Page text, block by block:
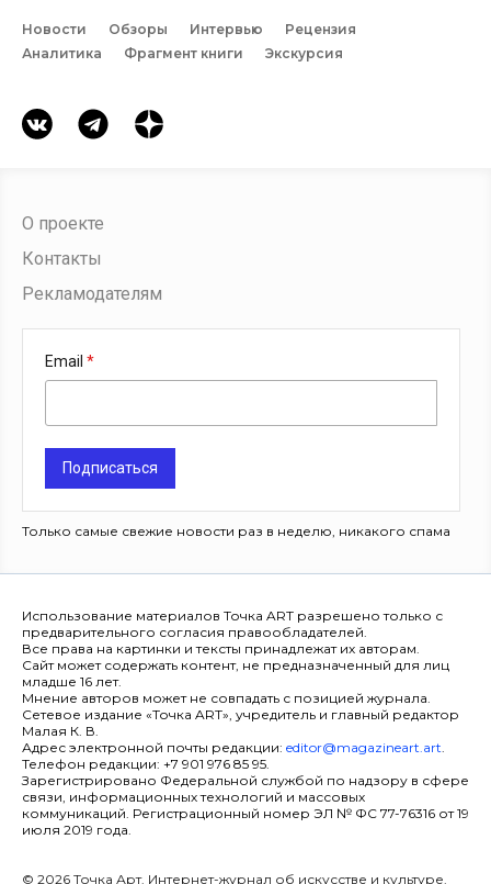
Новости Обзоры Интервью
Рецензия
Аналитика
Фрагмент книги Экскурсия
О проекте
Контакты
Рекламодателям
Email
Подписаться
Только самые свежие новости раз в неделю, никакого спама
Использование материалов Точка ART разрешено только с
предварительного согласия правообладателей.
Все права на картинки и тексты принадлежат их авторам.
Сайт может содержать контент, не предназначенный для лиц
младше 16 лет.
Мнение авторов может не совпадать с позицией журнала.
Сетевое издание «Точка ART», учредитель и главный редактор
Малая К. В.
Адрес электронной почты редакции: editor@magazineart.art.
Телефон редакции: +7 901 976 85 95.
Зарегистрировано Федеральной службой по надзору в сфере
связи, информационных технологий и массовых
коммуникаций. Регистрационный номер ЭЛ № ФС 77-76316 от 19
июля 2019 года.
© 2026 Точка Арт. Интернет-журнал об искусстве и культуре.